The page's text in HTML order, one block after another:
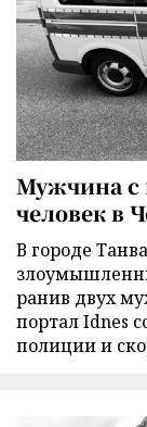
Мужчина с
человек в
В городе
ранив двух
портал Idnes
полиции и